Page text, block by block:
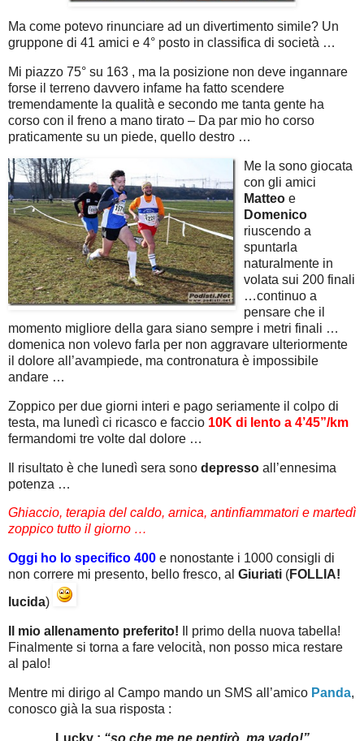
Ma come potevo rinunciare ad un divertimento simile? Un
gruppone di 41 amici e 4° posto in classifica di società …
Mi piazzo 75° su 163 , ma la posizione non deve ingannare
forse il terreno davvero infame ha fatto scendere
tremendamente la qualità e secondo me tanta gente ha
corso con il freno a mano tirato – Da par mio ho corso
praticamente su un piede, quello destro …
Me la sono giocata
con gli amici
Matteo e
Domenico
riuscendo a
spuntarla
naturalmente in
volata sui 200 finali
…continuo a
pensare che il
momento migliore della gara siano sempre i metri finali …
domenica non volevo farla per non aggravare ulteriormente
il dolore all’avampiede, ma contronatura è impossibile
andare …
Zoppico per due giorni interi e pago seriamente il colpo di
testa, ma lunedì ci ricasco e faccio 10K di lento a 4’45”/km
fermandomi tre volte dal dolore …
Il risultato è che lunedì sera sono depresso all’ennesima
potenza …
Ghiaccio, terapia del caldo, arnica, antinfiammatori e martedì
zoppico tutto il giorno …
Oggi ho lo specifico 400 e nonostante i 1000 consigli di
non correre mi presento, bello fresco, al Giuriati (FOLLIA!
lucida)
Il mio allenamento preferito! Il primo della nuova tabella!
Finalmente si torna a fare velocità, non posso mica restare
al palo!
Mentre mi dirigo al Campo mando un SMS all’amico Panda,
conosco già la sua risposta :
Lucky : “so che me ne pentirò, ma vado!”